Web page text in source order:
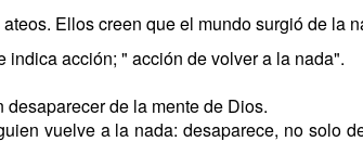
Ellos creen que el mundo surgió de la
acción; " acción de volver a la nada".
de la mente de Dios.
vuelve a la nada: desaparece, no solo